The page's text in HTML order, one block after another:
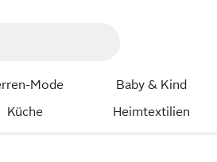
Mode Baby & Kind
Küche Heimtextilien